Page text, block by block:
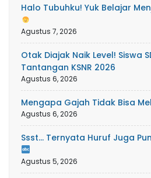
Halo Tubuhku! Yuk Belajar
Agustus 7, 2026
Otak Diajak Naik Level! Siswa
Tantangan KSNR 2026
Agustus 6, 2026
Mengapa Gajah Tidak Bisa
Agustus 6, 2026
Ssst… Ternyata Huruf Juga
Agustus 5, 2026